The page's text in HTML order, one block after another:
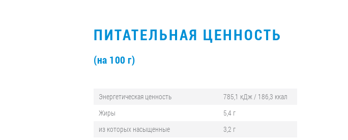
ПИТАТЕЛЬНАЯ ЦЕННОСТЬ
(на 100 г)
Энергетическая ценность
785,1 кДж / 186,3 ккал
Жиры
5,4 г
из которых насыщенные
3,2 г